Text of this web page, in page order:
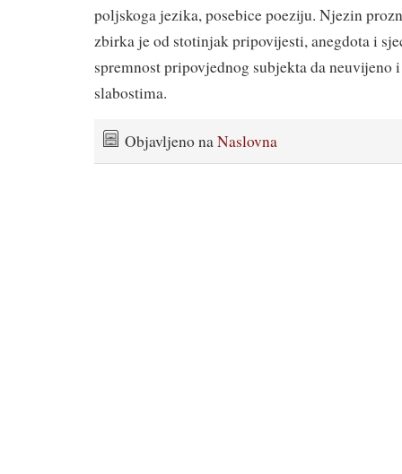
poljskoga jezika, posebice poeziju. Njezin
zbirka je od stotinjak pripovijesti, anegdota i
spremnost pripovjednog subjekta da neuvijeno
slabostima.
Objavljeno naNaslovna